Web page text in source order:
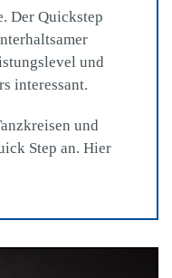
Der Quickstep
und
interessant.
und
Step an. Hier